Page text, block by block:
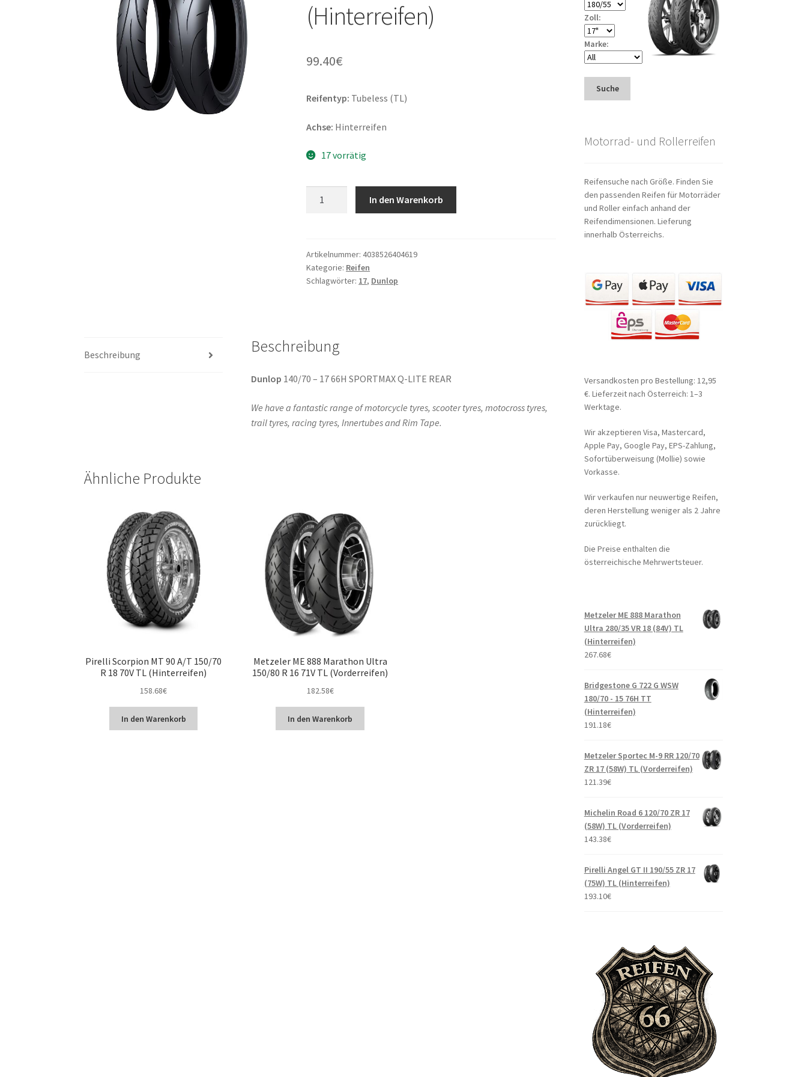
(Hinterreifen)
99.40€
Reifentyp: Tubeless (TL)
Achse: Hinterreifen
17 vorrätig
140/70
-
17
Menge
In den Warenkorb
Artikelnummer:4038526404619
Kategorie: Reifen
Schlagwörter: 17, Dunlop
Beschreibung Beschreibung
Dunlop 140/70 – 17 66H SPORTMAX Q-LITE REAR
We have a fantastic range of motorcycle tyres, scooter tyres, motocross tyres,
trail tyres, racing tyres, Innertubes and Rim Tape.
Ähnliche Produkte
Pirelli Scorpion MT 90 A/T 150/70
R 18 70V TL (Hinterreifen)
158.68€
In den Warenkorb
Metzeler ME 888 Marathon Ultra
150/80 R 16 71V TL (Vorderreifen)
182.58€
In den Warenkorb
Zoll:
Marke:
Suche
Motorrad- und Rollerreifen
Reifensuche nach Größe. Finden Sie
den passenden Reifen für Motorräder
und Roller einfach anhand der
Reifendimensionen. Lieferung
innerhalb Österreichs.
Versandkosten pro Bestellung: 12,95
€. Lieferzeit nach Österreich: 1–3
Werktage.
Wir akzeptieren Visa, Mastercard,
Apple Pay, Google Pay, EPS-Zahlung,
Sofortüberweisung (Mollie) sowie
Vorkasse.
Wir verkaufen nur neuwertige Reifen,
deren Herstellung weniger als 2 Jahre
zurückliegt.
Die Preise enthalten die
österreichische Mehrwertsteuer.
Metzeler ME 888 Marathon
Ultra 280/35 VR 18 (84V) TL
(Hinterreifen)
267.68€
Bridgestone G 722 G WSW
180/70 - 15 76H TT
(Hinterreifen)
191.18€
Metzeler Sportec M-9 RR 120/70
ZR 17 (58W) TL (Vorderreifen)
121.39€
Michelin Road 6 120/70 ZR 17
(58W) TL (Vorderreifen)
143.38€
Pirelli Angel GT II 190/55 ZR 17
(75W) TL (Hinterreifen)
193.10€